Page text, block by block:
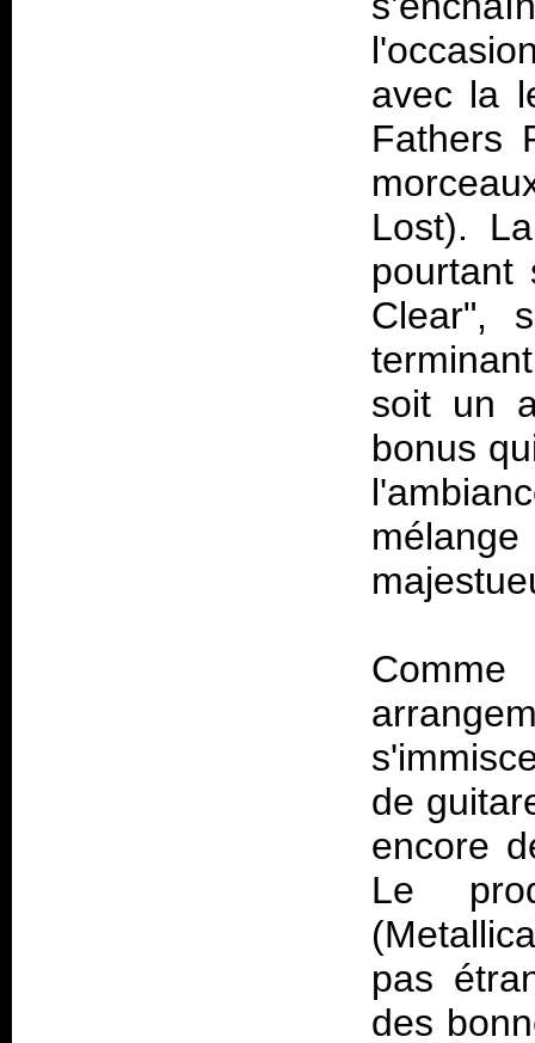
avec la
Fathers
Lost).
pourtant
Clear",
soit un
bonus
de
encore
Le
pas
des